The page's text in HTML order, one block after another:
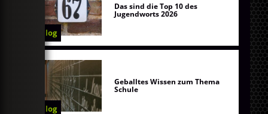
Blog
Das sind die Top 10 des
Jugendworts 2026
Blog
Geballtes Wissen zum Thema
Schule